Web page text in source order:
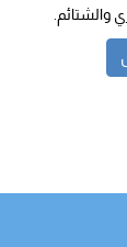
والشتائم.